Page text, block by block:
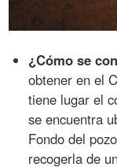
¿Cómo se
obtener en el
tiene lugar el
se encuentra
Fondo del
recogerla de